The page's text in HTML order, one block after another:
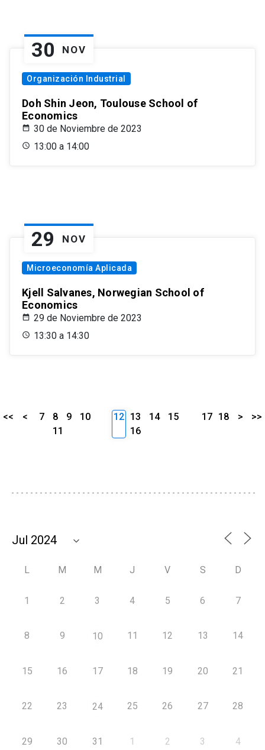
30 NOV
Organización Industrial
Doh Shin Jeon, Toulouse School of
Economics
30 de Noviembre de 2023
13:00 a 14:00
29 NOV
Microeconomía Aplicada
Kjell Salvanes, Norwegian School of
Economics
29 de Noviembre de 2023
13:30 a 14:30
<< < 7 8 9
10
11
12 13 14
15
16
17 18 > >>
L M M J V S D
1 2 3 4 5 6 7
8 9 10 11 12 13 14
15 16 17 18 19 20 21
22 23 24 25 26 27 28
29 30 31 1 2 3 4